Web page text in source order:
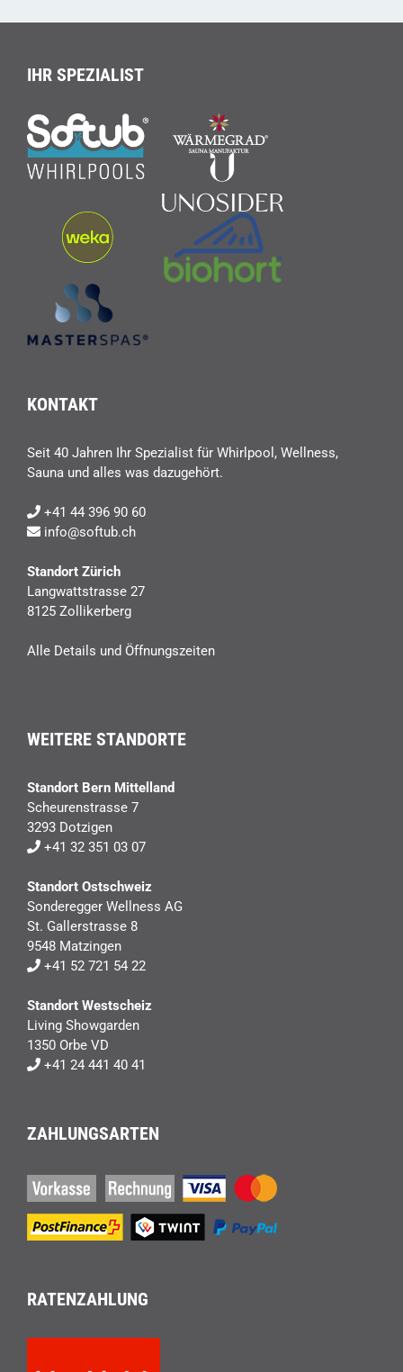
IHR SPEZIALIST
KONTAKT
Seit 40 Jahren Ihr Spezialist für Whirlpool, Wellness,
Sauna und alles was dazugehört.
+41 44 396 90 60
info@softub.ch
Standort Zürich
Langwattstrasse 27
8125 Zollikerberg
Alle Details und Öffnungszeiten
WEITERE STANDORTE
Standort Bern Mittelland
Scheurenstrasse 7
3293 Dotzigen
+41 32 351 03 07
Standort Ostschweiz
Sonderegger Wellness AG
St. Gallerstrasse 8
9548 Matzingen
+41 52 721 54 22
Standort Westscheiz
Living Showgarden
1350 Orbe VD
+41 24 441 40 41
ZAHLUNGSARTEN
RATENZAHLUNG